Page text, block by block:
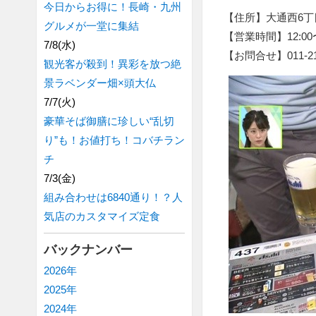
【住所】大通西6
【営業時間】
【お問合せ】011-
今日からお得に！長崎・九州
グルメが一堂に集結
7/8(水)
観光客が殺到！異彩を放つ絶
景ラベンダー畑×頭大仏
7/7(火)
豪華そば御膳に珍しい“乱切
り”も！お値打ち！コバチラン
チ
7/3(金)
組み合わせは6840通り！？人
気店のカスタマイズ定食
バックナンバー
2026年
2025年
2024年